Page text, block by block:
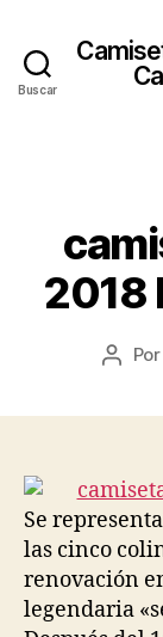
Buscar
2018
Autor
Por
Se
las cinco
renovación
legendaria